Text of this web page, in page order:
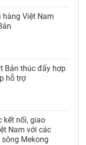
hàng Việt Nam
Bản thúc đẩy hợp
hỗ trợ
kết nối, giao
Nam với các
Mekong